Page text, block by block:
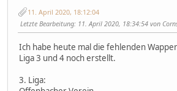
11. April 2020, 18:12:04
Letzte Bearbeitung: 11. April 2020, 18:34:54 von
Ich habe heute mal die fehlenden
Liga 3 und 4 noch erstellt.
3. Liga: